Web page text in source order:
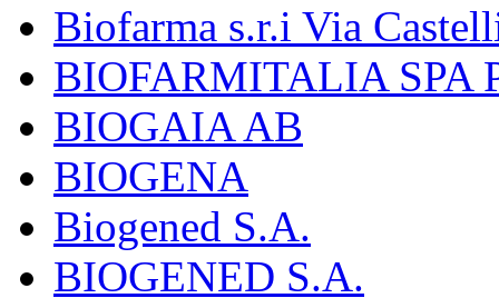
Biofarma s.r.i Via
BIOFARMITALIA SPA
BIOGAIA AB
BIOGENA
Biogened S.A.
BIOGENED S.A.